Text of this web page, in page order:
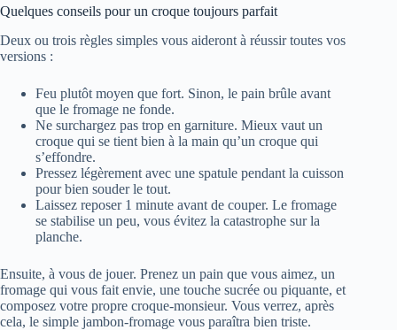
Quelques conseils pour un croque toujours parfait
Deux ou trois règles simples vous aideront à réussir toutes vos
versions :
Feu plutôt moyen que fort. Sinon, le pain brûle avant
que le fromage ne fonde.
Ne surchargez pas trop en garniture. Mieux vaut un
croque qui se tient bien à la main qu’un croque qui
s’effondre.
Pressez légèrement avec une spatule pendant la cuisson
pour bien souder le tout.
Laissez reposer 1 minute avant de couper. Le fromage
se stabilise un peu, vous évitez la catastrophe sur la
planche.
Ensuite, à vous de jouer. Prenez un pain que vous aimez, un
fromage qui vous fait envie, une touche sucrée ou piquante, et
composez votre propre croque-monsieur. Vous verrez, après
cela, le simple jambon-fromage vous paraîtra bien triste.